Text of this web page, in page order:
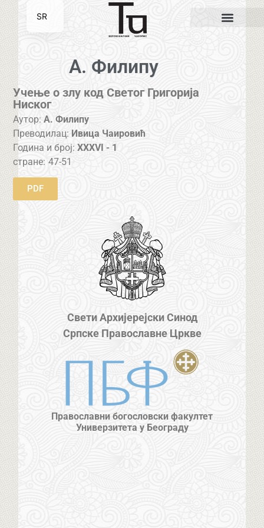
А. Филипу
Учење о злу код Светог Григорија
Ниског
Аутор: А. Филипу
Преводилац: Ивица Чаировић
Година и број:XXXVI - 1
стране: 47-51
PDF
Свети Архијерејски Синод
Српске Православне Цркве
Православни богословски факултет
Универзитета у Београду
SR
EN